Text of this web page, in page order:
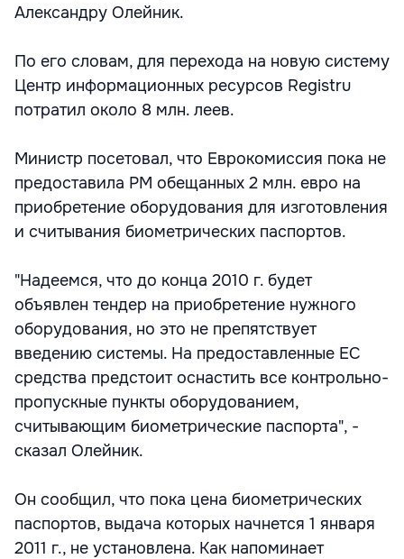
Александру Олейник.
По его словам, для перехода на новую систему
Центр информационных ресурсов Registru
потратил около 8 млн. леев.
Министр посетовал, что Еврокомиссия пока не
предоставила РМ обещанных 2 млн. евро на
приобретение оборудования для изготовления
и считывания биометрических паспортов.
"Надеемся, что до конца 2010 г. будет
объявлен тендер на приобретение нужного
оборудования, но это не препятствует
введению системы. На предоставленные ЕС
средства предстоит оснастить все контрольно-
пропускные пункты оборудованием,
считывающим биометрические паспорта", -
сказал Олейник.
Он сообщил, что пока цена биометрических
паспортов, выдача которых начнется 1 января
2011 г., не установлена. Как напоминает